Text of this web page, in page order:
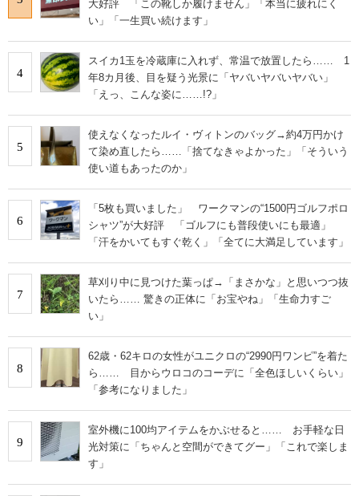
大好評 「この靴しか履けません」「本当に疲れにく
い」「一生買い続けます」
4
スイカ1玉を冷蔵庫に入れず、常温で放置したら…… 1
年8カ月後、目を疑う光景に「ヤバいヤバいヤバい」
「えっ、こんな姿に……!?」
5
使えなくなったルイ・ヴィトンのバッグ→約4万円かけ
て染め直したら……「捨てなきゃよかった」「そういう
使い道もあったのか」
6
「5枚も買いました」 ワークマンの“1500円ゴルフポロ
シャツ”が大好評 「ゴルフにも普段使いにも最適」
「汗をかいてもすぐ乾く」「全てに大満足しています」
7
草刈り中に見つけた葉っぱ→「まさかな」と思いつつ抜
いたら…… 驚きの正体に「お宝やね」「生命力すご
い」
8
62歳・62キロの女性がユニクロの“2990円ワンピ”を着た
ら…… 目からウロコのコーデに「全色ほしいくらい」
「参考になりました」
9
室外機に100均アイテムをかぶせると…… お手軽な日
光対策に「ちゃんと空間ができてグー」「これで楽しま
す」